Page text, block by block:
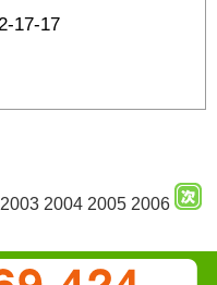
17-17
2003 2004 2005 2006